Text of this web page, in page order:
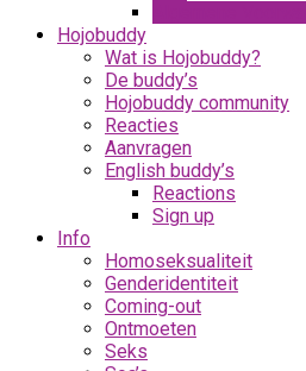
Hojobuddy
Wat is Hojobuddy?
De buddy’s
Hojobuddy community
Reacties
Aanvragen
English buddy’s
Reactions
Sign up
Info
Homoseksualiteit
Genderidentiteit
Coming-out
Ontmoeten
Seks